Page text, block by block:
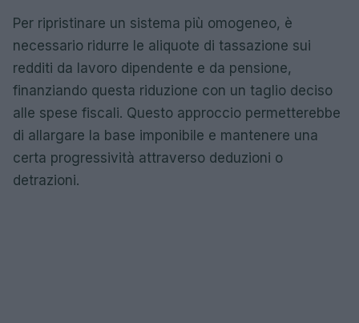
Per ripristinare un sistema più omogeneo, è
necessario ridurre le aliquote di tassazione sui
redditi da lavoro dipendente e da pensione,
finanziando questa riduzione con un taglio deciso
alle spese fiscali. Questo approccio permetterebbe
di allargare la base imponibile e mantenere una
certa progressività attraverso deduzioni o
detrazioni.